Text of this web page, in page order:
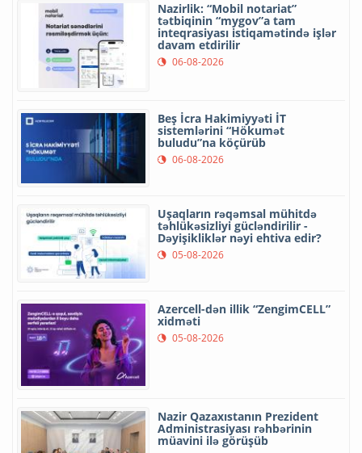
Nazirlik: “Mobil notariat”
tətbiqinin “mygov”a tam
inteqrasiyası istiqamətində işlər
davam etdirilir
06-08-2026
Beş İcra Hakimiyyəti İT
sistemlərini “Hökumət
buludu”na köçürüb
06-08-2026
Uşaqların rəqəmsal mühitdə
təhlükəsizliyi gücləndirilir -
Dəyişikliklər nəyi ehtiva edir?
05-08-2026
Azercell-dən illik “ZengimCELL”
xidməti
05-08-2026
Nazir Qazaxıstanın Prezident
Administrasiyası rəhbərinin
müavini ilə görüşüb